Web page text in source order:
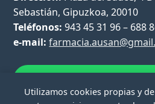
Sebastián, Gipuzkoa, 20010
Teléfonos: 943 45 31 96 – 688
e-mail:
Utilizamos cookies propias y